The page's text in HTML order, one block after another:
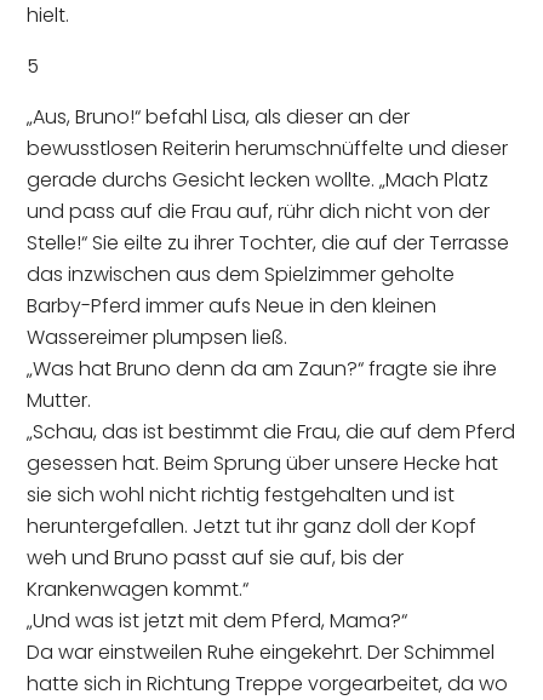
hielt.
5
„Aus, Bruno!“ befahl Lisa, als dieser an der
bewusstlosen Reiterin herumschnüffelte und dieser
gerade durchs Gesicht lecken wollte. „Mach Platz
und pass auf die Frau auf, rühr dich nicht von der
Stelle!“ Sie eilte zu ihrer Tochter, die auf der Terrasse
das inzwischen aus dem Spielzimmer geholte
Barby-Pferd immer aufs Neue in den kleinen
Wassereimer plumpsen ließ.
„Was hat Bruno denn da am Zaun?“ fragte sie ihre
Mutter.
„Schau, das ist bestimmt die Frau, die auf dem Pferd
gesessen hat. Beim Sprung über unsere Hecke hat
sie sich wohl nicht richtig festgehalten und ist
heruntergefallen. Jetzt tut ihr ganz doll der Kopf
weh und Bruno passt auf sie auf, bis der
Krankenwagen kommt.“
„Und was ist jetzt mit dem Pferd, Mama?“
Da war einstweilen Ruhe eingekehrt. Der Schimmel
hatte sich in Richtung Treppe vorgearbeitet, da wo